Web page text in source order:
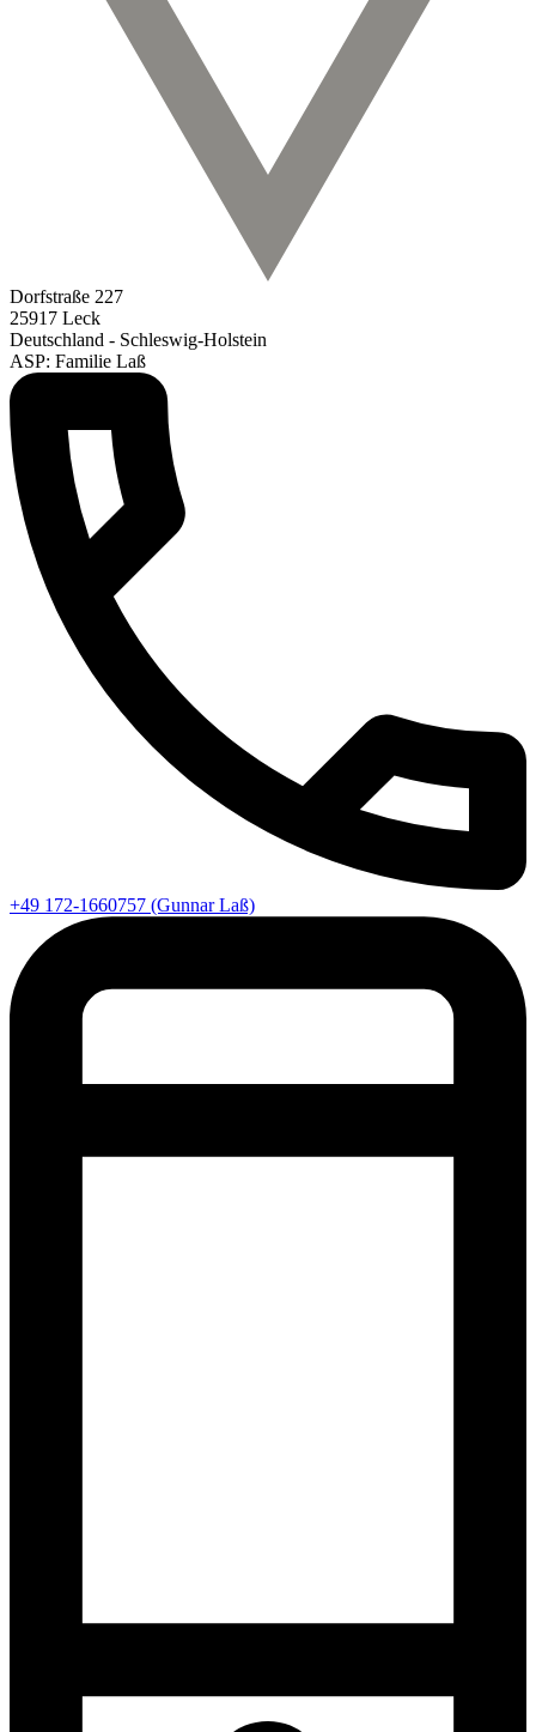
Dorfstraße 227
25917 Leck
Deutschland - Schleswig-Holstein
ASP: Familie Laß
+49 172-1660757 (Gunnar Laß)